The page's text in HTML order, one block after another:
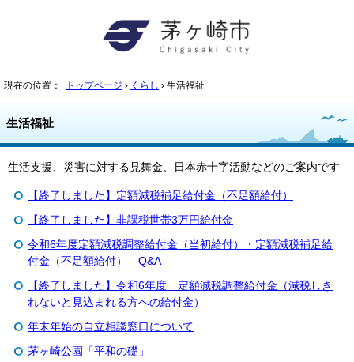
現在の位置： トップページ › くらし › 生活福祉
生活福祉
生活支援、災害に対する見舞金、日本赤十字活動などのご案内です
【終了しました】定額減税補足給付金（不足額給付）
【終了しました】非課税世帯3万円給付金
令和6年度定額減税調整給付金（当初給付）・定額減税補足給
付金（不足額給付） Q&A
【終了しました】令和6年度 定額減税調整給付金（減税しき
れないと見込まれる方への給付金）
年末年始の自立相談窓口について
茅ヶ崎公園「平和の礎」